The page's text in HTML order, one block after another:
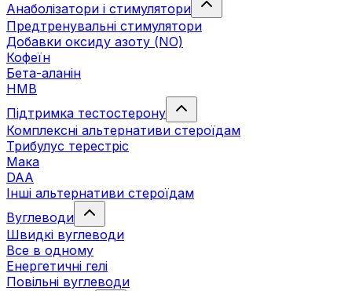
Анаболізатори і стимулятори
Предтренувальні стимулятори
Добавки оксиду азоту (NO)
Кофеїн
Бета-аланін
HMB
Підтримка тестостерону
Комплексні альтернативи стероїдам
Трибулус терестріс
Мака
DAA
Інші альтернативи стероїдам
Вуглеводи
Швидкі вуглеводи
Все в одному
Енергетичні гелі
Повільні вуглеводи